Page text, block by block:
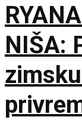
NIŠA: